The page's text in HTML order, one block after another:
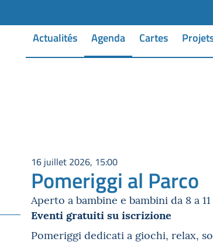
Actualités
Agenda Cartes
16 juillet 2026, 15:00
Pomeriggi al Parco
Aperto a bambine e bambini da 8 a
Eventi gratuiti su iscrizione
Pomeriggi dedicati a giochi, relax,